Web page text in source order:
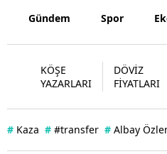
Gündem Spor
KÖŞE
YAZARLARI
DÖVİZ
FİYATLARI
# Kaza # #transfer # Albay